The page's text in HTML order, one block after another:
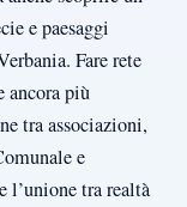
e paesaggi
Fare rete
ancora più
tra associazioni,
e
l’unione tra realtà